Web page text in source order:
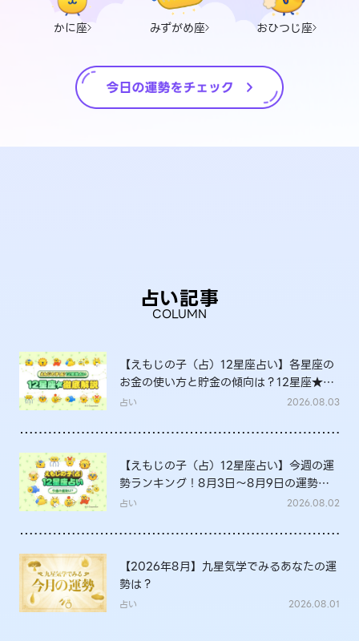
かに座 みずがめ座 おひつじ座
占い記事
COLUMN
【えもじの子（占）12星座占い】各星座の
お金の使い方と貯金の傾向は？12星座★徹
底解説
占い 2026.08.03
【えもじの子（占）12星座占い】今週の運
勢ランキング！8月3日～8月9日の運勢
は？
占い 2026.08.02
【2026年8月】九星気学でみるあなたの運
勢は？
占い 2026.08.01